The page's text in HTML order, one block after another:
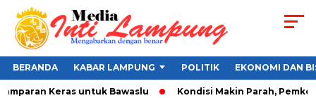
BERANDA KABAR LAMPUNG POLITIK EKONOMI DAN
Keras untuk Bawaslu Kondisi Makin Parah, Pemkot